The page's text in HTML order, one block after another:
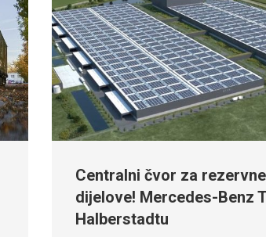
Centralni čvor za rezervne
dijelove! Mercedes-Benz
Halberstadtu